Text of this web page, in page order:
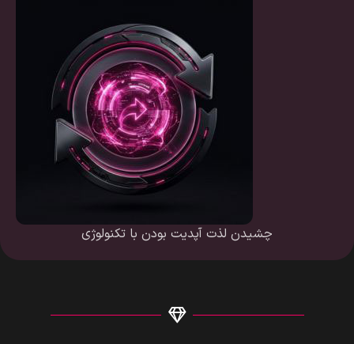
چشیدن لذت آپدیت بودن با تکنولوژی